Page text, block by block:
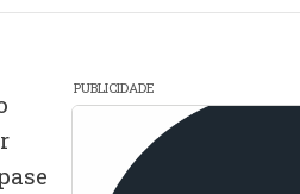
PUBLICIDADE